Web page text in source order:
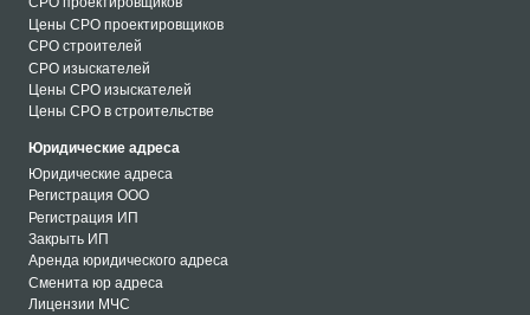
Цены СРО проектировщиков
СРО строителей
СРО изыскателей
Цены СРО изыскателей
Цены СРО в строительстве
Юридические адреса
Юридические адреса
Регистрация ООО
Регистрация ИП
Закрыть ИП
Аренда юридического адреса
Сменита юр адреса
Лицензии МЧС